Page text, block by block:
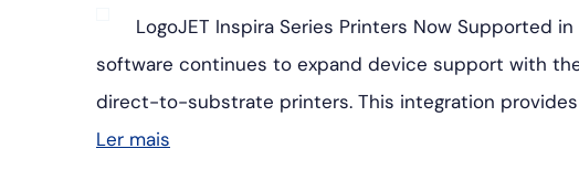
LogoJET Inspira Series Printers Now Supported
software continues to expand device support with the
direct-to-substrate printers. This integration provides
Ler mais